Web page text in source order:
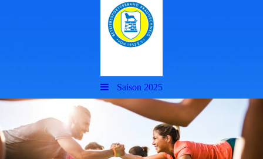
Saison 2025